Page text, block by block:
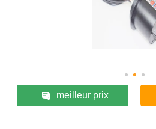
meilleur prix